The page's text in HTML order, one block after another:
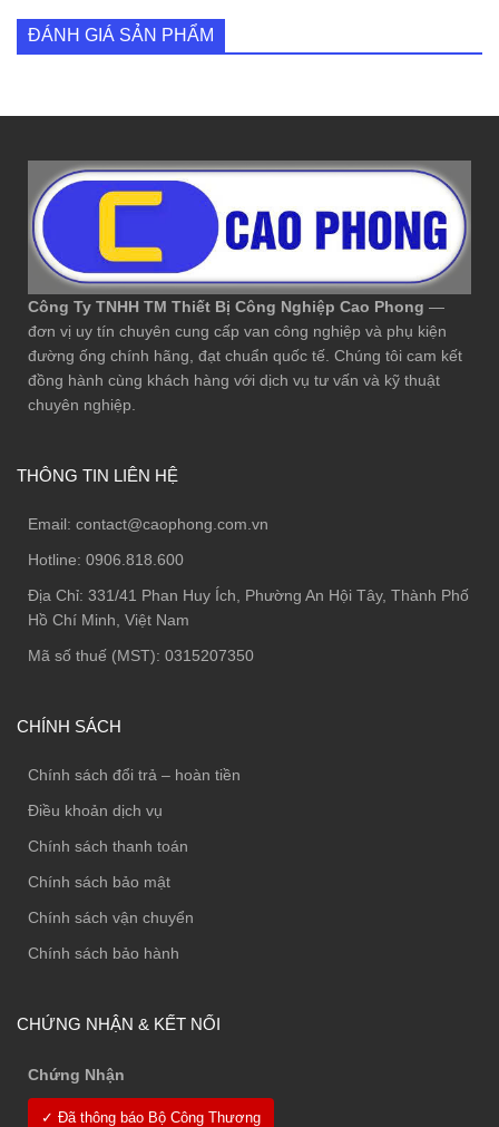
ĐÁNH GIÁ SẢN PHẨM
Công Ty TNHH TM Thiết Bị Công Nghiệp Cao Phong —
đơn vị uy tín chuyên cung cấp van công nghiệp và phụ kiện
đường ống chính hãng, đạt chuẩn quốc tế. Chúng tôi cam kết
đồng hành cùng khách hàng với dịch vụ tư vấn và kỹ thuật
chuyên nghiệp.
THÔNG TIN LIÊN HỆ
Email: contact@caophong.com.vn
Hotline: 0906.818.600
Địa Chỉ: 331/41 Phan Huy Ích, Phường An Hội Tây, Thành Phố
Hồ Chí Minh, Việt Nam
Mã số thuế (MST): 0315207350
CHÍNH SÁCH
Chính sách đổi trả – hoàn tiền
Điều khoản dịch vụ
Chính sách thanh toán
Chính sách bảo mật
Chính sách vận chuyển
Chính sách bảo hành
CHỨNG NHẬN & KẾT NỐI
Chứng Nhận
✓ Đã thông báo Bộ Công Thương